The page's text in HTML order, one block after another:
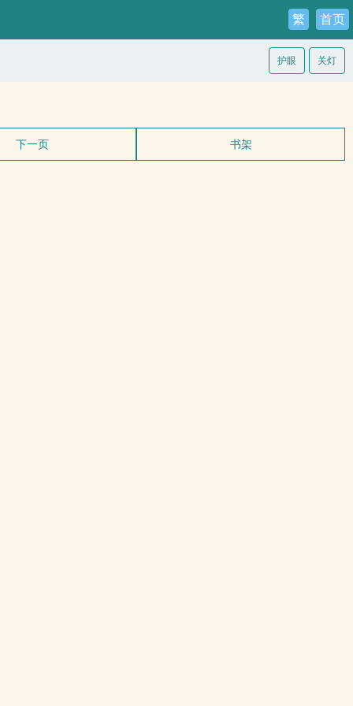
繁 首页
关灯
护眼
下一页 书架